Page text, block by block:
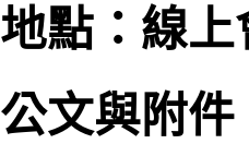
地點：線上
公文與附件